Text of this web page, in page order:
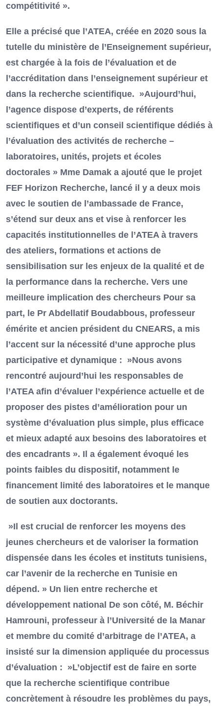
compétitivité ».
Elle a précisé que l’ATEA, créée en 2020 sous la
tutelle du ministère de l’Enseignement supérieur,
est chargée à la fois de l’évaluation et de
l’accréditation dans l’enseignement supérieur et
dans la recherche scientifique. »Aujourd’hui,
l’agence dispose d’experts, de référents
scientifiques et d’un conseil scientifique dédiés à
l’évaluation des activités de recherche –
laboratoires, unités, projets et écoles
doctorales » Mme Damak a ajouté que le projet
FEF Horizon Recherche, lancé il y a deux mois
avec le soutien de l’ambassade de France,
s’étend sur deux ans et vise à renforcer les
capacités institutionnelles de l’ATEA à travers
des ateliers, formations et actions de
sensibilisation sur les enjeux de la qualité et de
la performance dans la recherche. Vers une
meilleure implication des chercheurs Pour sa
part, le Pr Abdellatif Boudabbous, professeur
émérite et ancien président du CNEARS, a mis
l’accent sur la nécessité d’une approche plus
participative et dynamique : »Nous avons
rencontré aujourd’hui les responsables de
l’ATEA afin d’évaluer l’expérience actuelle et de
proposer des pistes d’amélioration pour un
système d’évaluation plus simple, plus efficace
et mieux adapté aux besoins des laboratoires et
des encadrants ». Il a également évoqué les
points faibles du dispositif, notamment le
financement limité des laboratoires et le manque
de soutien aux doctorants.
»Il est crucial de renforcer les moyens des
jeunes chercheurs et de valoriser la formation
dispensée dans les écoles et instituts tunisiens,
car l’avenir de la recherche en Tunisie en
dépend. » Un lien entre recherche et
développement national De son côté, M. Béchir
Hamrouni, professeur à l’Université de la Manar
et membre du comité d’arbitrage de l’ATEA, a
insisté sur la dimension appliquée du processus
d’évaluation : »L’objectif est de faire en sorte
que la recherche scientifique contribue
concrètement à résoudre les problèmes du pays,